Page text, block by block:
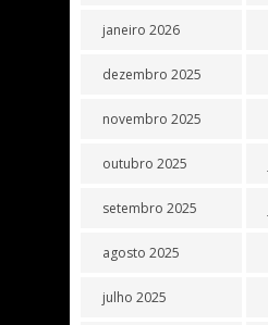
janeiro 2026
dezembro 2025
novembro 2025
outubro 2025
setembro 2025
agosto 2025
julho 2025